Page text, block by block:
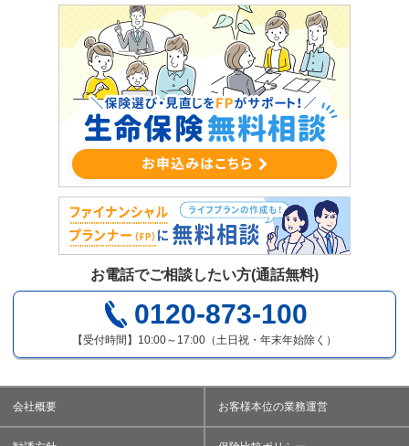
お電話でご相談したい方(通話無料)
0120-873-100
【受付時間】10:00～17:00（土日祝・年末年始除く）
会社概要 お客様本位の業務運営